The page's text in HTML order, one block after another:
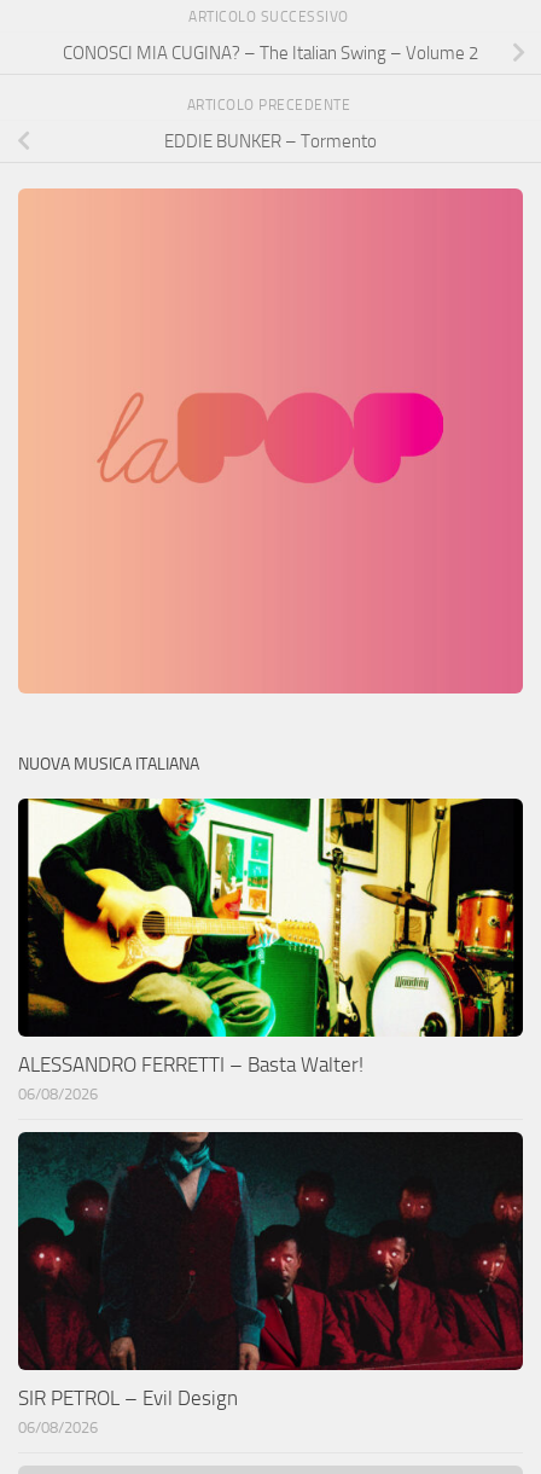
ARTICOLO SUCCESSIVO
CONOSCI MIA CUGINA? – The Italian Swing – Volume 2
ARTICOLO PRECEDENTE
EDDIE BUNKER – Tormento
NUOVA MUSICA ITALIANA
ALESSANDRO FERRETTI – Basta Walter!
06/08/2026
SIR PETROL – Evil Design
06/08/2026